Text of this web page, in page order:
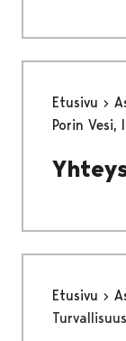
Etusivu
Porin Vesi,
Etusivu